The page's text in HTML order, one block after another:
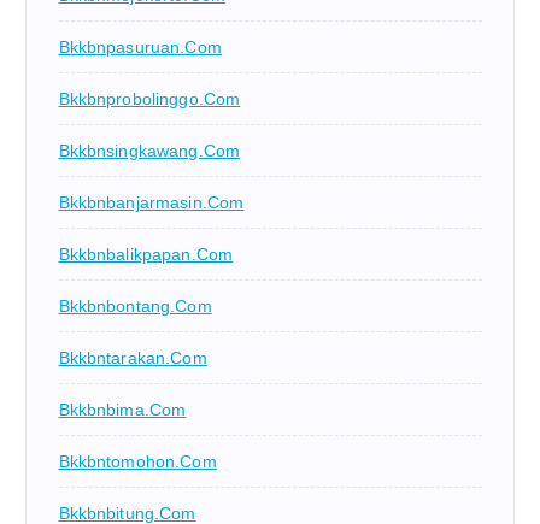
Bkkbnpasuruan.com
Bkkbnprobolinggo.com
Bkkbnsingkawang.com
Bkkbnbanjarmasin.com
Bkkbnbalikpapan.com
Bkkbnbontang.com
Bkkbntarakan.com
Bkkbnbima.com
Bkkbntomohon.com
Bkkbnbitung.com